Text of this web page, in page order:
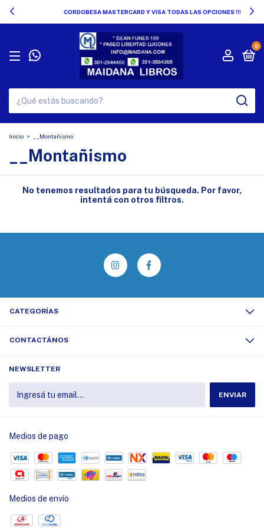
CORDOBESA MASTERCARD Y VISA TODAS LAS OPCIONES !!!
0
Inicio > __Montañismo
__Montañismo
No tenemos resultados para tu búsqueda. Por favor,
intentá con otros filtros.
CATEGORÍAS
CONTACTÁNOS
NEWSLETTER
Medios de pago
Medios de envío